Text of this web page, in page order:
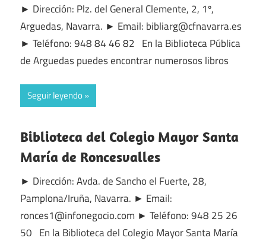
► Dirección: Plz. del General Clemente, 2, 1º,
Arguedas, Navarra. ► Email: bibliarg@cfnavarra.es
► Teléfono: 948 84 46 82 En la Biblioteca Pública
de Arguedas puedes encontrar numerosos libros
Seguir leyendo
Biblioteca del Colegio Mayor Santa
María de Roncesvalles
► Dirección: Avda. de Sancho el Fuerte, 28,
Pamplona/Iruña, Navarra. ► Email:
ronces1@infonegocio.com ► Teléfono: 948 25 26
50 En la Biblioteca del Colegio Mayor Santa María